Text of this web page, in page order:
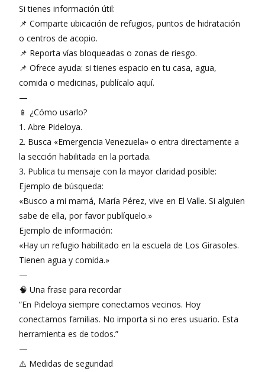
Si tienes información útil:
📌 Comparte ubicación de refugios, puntos de hidratación
o centros de acopio.
📌 Reporta vías bloqueadas o zonas de riesgo.
📌 Ofrece ayuda: si tienes espacio en tu casa, agua,
comida o medicinas, publícalo aquí.
—
📱 ¿Cómo usarlo?
1. Abre Pideloya.
2. Busca «Emergencia Venezuela» o entra directamente a
la sección habilitada en la portada.
3. Publica tu mensaje con la mayor claridad posible:
Ejemplo de búsqueda:
«Busco a mi mamá, María Pérez, vive en El Valle. Si alguien
sabe de ella, por favor publíquelo.»
Ejemplo de información:
«Hay un refugio habilitado en la escuela de Los Girasoles.
Tienen agua y comida.»
—
🧠 Una frase para recordar
“En Pideloya siempre conectamos vecinos. Hoy
conectamos familias. No importa si no eres usuario. Esta
herramienta es de todos.”
—
⚠️ Medidas de seguridad